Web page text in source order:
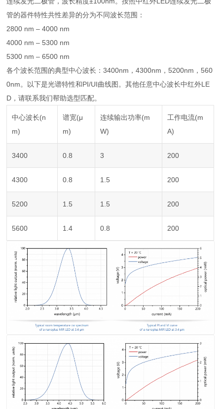
管的器件特性共性差异的分为不同波长范围：
2800 nm – 4000 nm
4000 nm – 5300 nm
5300 nm – 6500 nm
各个波长范围的典型中心波长：3400nm，4300nm，5200nm，560
0nm。以下是光谱特性和PI/UI曲线图。其他任意中心波长中红外LE
D，请联系我们帮助选型匹配。
中心波长(n
m)
谱宽(μ
m)
连续输出功率(m
W)
工作电流(m
A)
3400 0.8 3 200
4300 0.8 1.5 200
5200 1.5 1.5 200
5600 1.4 0.8 200